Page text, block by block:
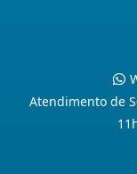
Atendimento de